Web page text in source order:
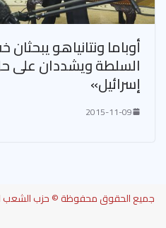
أوباما ونتانياهو
السلطة ويشددان على
إسرائيل»
2015-11-09
جميع الحقوق محفوظة © حزب الشعب